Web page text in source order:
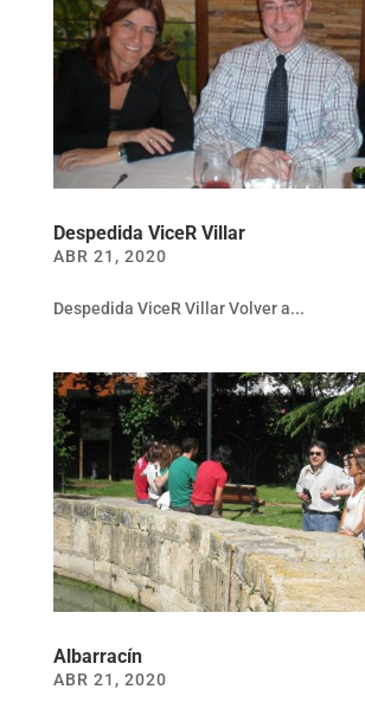
Despedida ViceR Villar
ABR 21, 2020
Despedida ViceR Villar Volver a...
Albarracín
ABR 21, 2020